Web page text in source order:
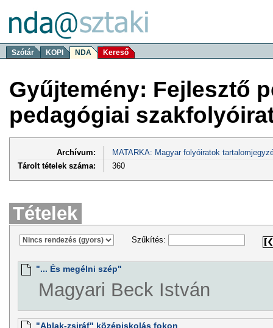
Szótár KOPI NDA Kereső
Gyűjtemény: Fejlesztő
pedagógiai
Archívum:
MATARKA: Magyar folyóiratok
Tárolt tételek száma:
360
Tételek
Szűkítés:
"... És megélni szép"
Magyari Beck István
"Ablak-zsiráf" középiskolás fokon